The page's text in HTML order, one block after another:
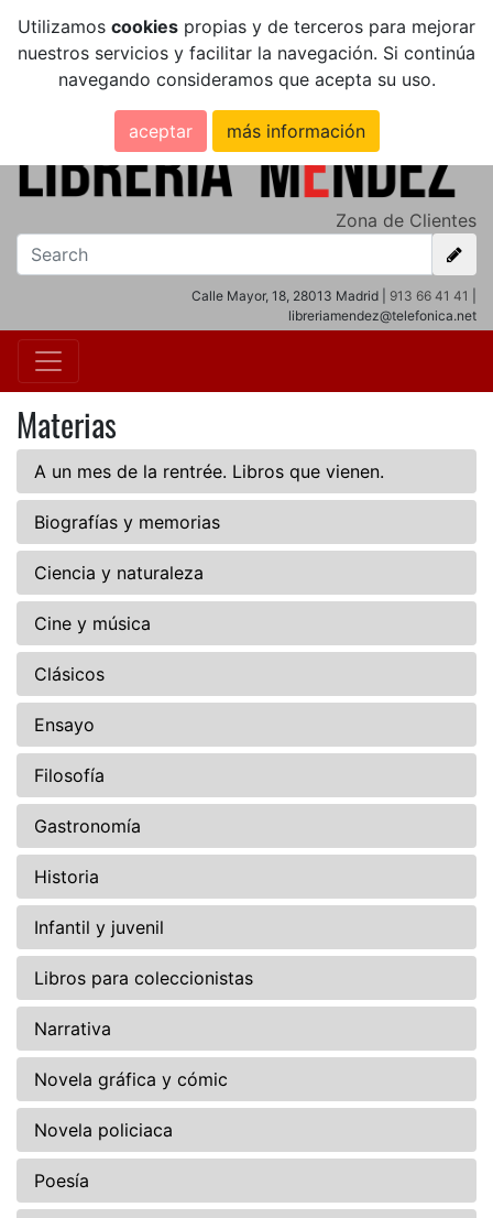
Utilizamos cookies propias y de terceros para mejorar
nuestros servicios y facilitar la navegación. Si continúa
navegando consideramos que acepta su uso.
aceptar más información
Zona de Clientes
Calle Mayor, 18, 28013 Madrid | 913 66 41 41
libreriamendez@telefonica.net
Materias
A un mes de la rentrée. Libros que vienen.
Biografías y memorias
Ciencia y naturaleza
Cine y música
Clásicos
Ensayo
Filosofía
Gastronomía
Historia
Infantil y juvenil
Libros para coleccionistas
Narrativa
Novela gráfica y cómic
Novela policiaca
Poesía